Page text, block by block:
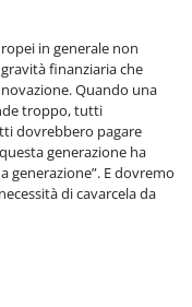
in generale non
finanziaria che
Quando una
troppo, tutti
dovrebbero pagare
generazione ha
generazione”. E dovremo
di cavarcela da